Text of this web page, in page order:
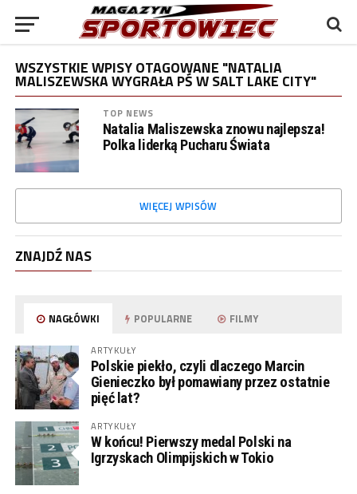
WSZYSTKIE WPISY OTAGOWANE "NATALIA
MALISZEWSKA WYGRAŁA PŚ W SALT LAKE CITY"
TOP NEWS
Natalia Maliszewska znowu najlepsza!
Polka liderką Pucharu Świata
WIĘCEJ WPISÓW
ZNAJDŹ NAS
NAGŁÓWKI POPULARNE FILMY
ARTYKUŁY
Polskie piekło, czyli dlaczego Marcin
Gienieczko był pomawiany przez ostatnie
pięć lat?
ARTYKUŁY
W końcu! Pierwszy medal Polski na
Igrzyskach Olimpijskich w Tokio